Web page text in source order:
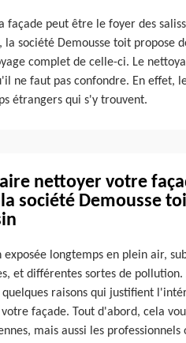
façade peut être le foyer des
société Demousse toit propose
complet de celle-ci. Le
ne faut pas confondre. En effet,
étrangers qui s'y trouvent.
nettoyer votre
société Demousse
exposée longtemps en plein air,
et différentes sortes de
raisons qui justifient
façade. Tout d'abord, cela
mais aussi les